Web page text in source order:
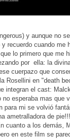
y aunque no
recuerdo cuando me
lo primero que me
por ella: la
cuerpazo que
Rosellini en "death
integran el cast:
no esperaba mas que
para mi se volvió
ametralladora de
cuanto a los demás,
en este film se